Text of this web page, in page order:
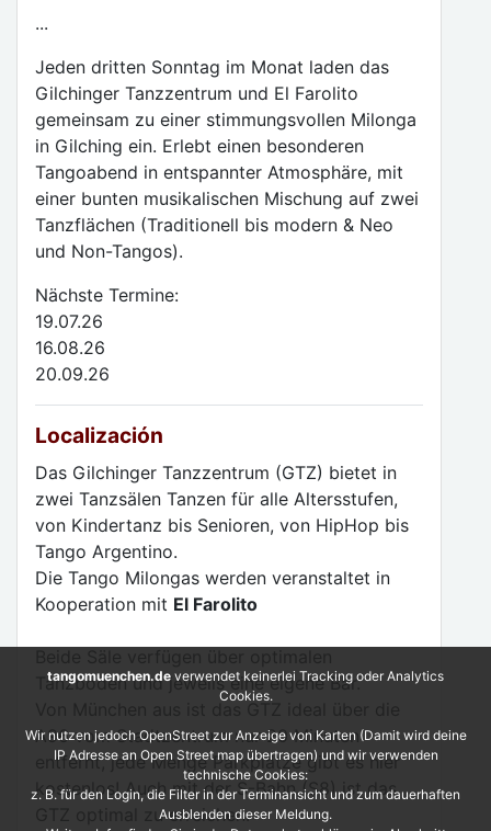
...
Jeden dritten Sonntag im Monat laden das
Gilchinger Tanzzentrum und El Farolito
gemeinsam zu einer stimmungsvollen Milonga
in Gilching ein. Erlebt einen besonderen
Tangoabend in entspannter Atmosphäre, mit
einer bunten musikalischen Mischung auf zwei
Tanzflächen (Traditionell bis modern & Neo
und Non-Tangos).
Nächste Termine:
19.07.26
16.08.26
20.09.26
Localización
Das Gilchinger Tanzzentrum (GTZ) bietet in
zwei Tanzsälen Tanzen für alle Altersstufen,
von Kindertanz bis Senioren, von HipHop bis
Tango Argentino.
Die Tango Milongas werden veranstaltet in
Kooperation mit El Farolito
Tanzboden und jeweils eine eigene Bar.
A96 vom Stadtzentrum nur 20 Minuten
entfernt, jede Menge Parkplätze gibt es hier
kostenlos! Auch mit der S-Bahn (S8) ist das
GTZ optimal zu erreichen.
tangomuenchen.de verwendet keinerlei Tracking oder Analytics
Cookies.
Wir nutzen jedoch OpenStreet zur Anzeige von Karten (Damit wird deine
IP Adresse an Open Street map übertragen) und wir verwenden
technische Cookies:
z. B. für den Login, die Filter in der Terminansicht und zum dauerhaften
Ausblenden dieser Meldung.